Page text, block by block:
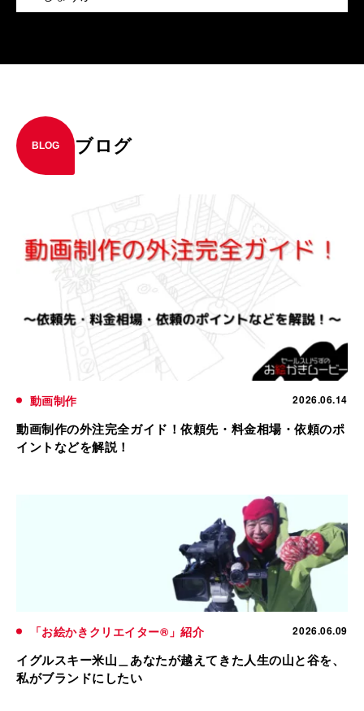
BLOG ブログ
動画制作 2026.06.14
動画制作の外注完全ガイド！依頼先・料金相場・依頼のポ
イントなどを解説！
「お絵かきクリエイター®」紹介 2026.06.09
イグルスキー米山＿あなたが越えてきた人生の山と谷を、
私がブランドにしたい